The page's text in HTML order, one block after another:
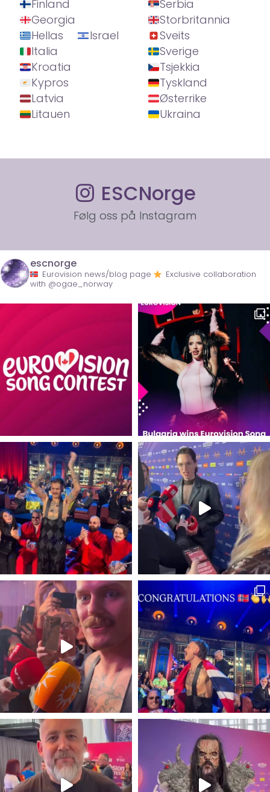
Finland
Georgia
Hellas
Israel
Italia
Kroatia
Kypros
Latvia
Litauen
Serbia
Storbritannia
Sveits
Sverige
Tsjekkia
Tyskland
Østerrike
Ukraina
ESCNorge
Følg oss på Instagram
escnorge
Eurovision news/blog page
Exclusive collaboration
with @ogae_norway